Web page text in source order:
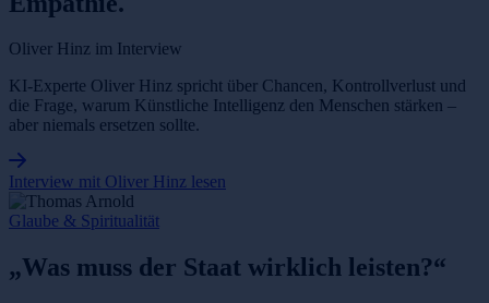
Oliver Hinz im Interview
KI-Experte Oliver Hinz spricht über Chancen, Kontrollverlust und
die Frage, warum Künstliche Intelligenz den Menschen stärken –
aber niemals ersetzen sollte.
Interview mit Oliver Hinz lesen
Glaube & Spiritualität
„Was muss der Staat wirklich leisten?“